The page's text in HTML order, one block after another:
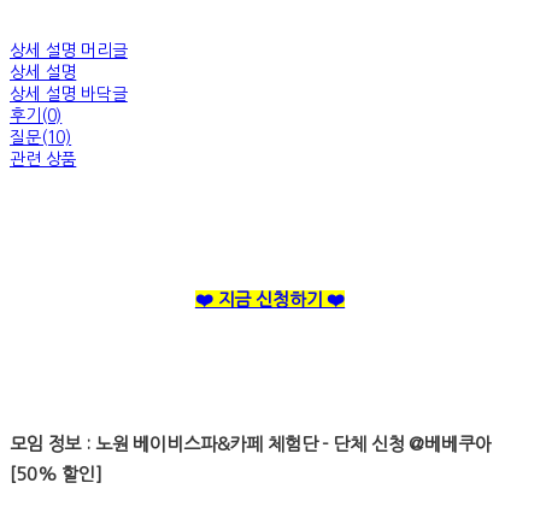
상세 설명 머리글
상세 설명
상세 설명 바닥글
후기(0)
질문(10)
관련 상품
❤️ 지금 신청하기 ❤️
모임 정보 : 노원 베이비스파&카페 체험단 - 단체 신청 @베베쿠아
[50% 할인]